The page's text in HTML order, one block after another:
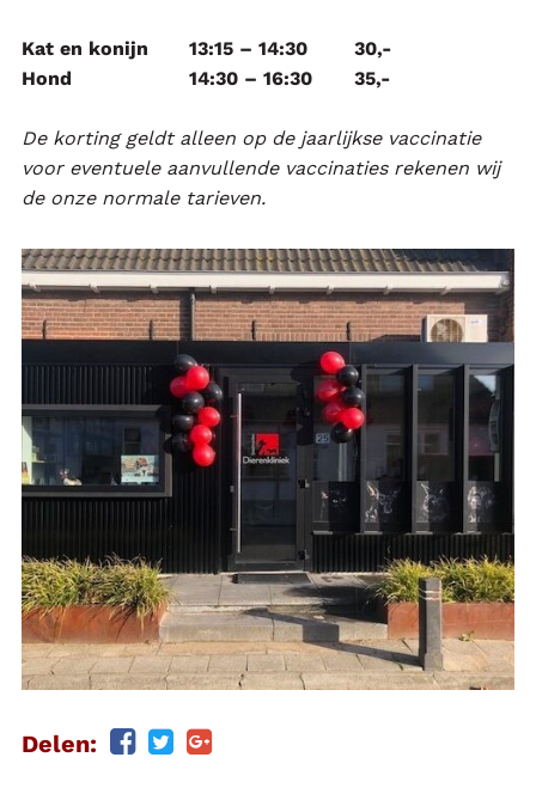
Kat en konijn 13:15 – 14:30
30,-
Hond
14:30 – 16:30 35,-
De korting geldt alleen op de jaarlijkse vaccinatie
voor eventuele aanvullende vaccinaties rekenen wij
de onze normale tarieven.
Delen: